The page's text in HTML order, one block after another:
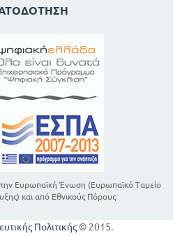
Ευρωπαϊκή Ένωση (Ευρωπαϊκό Ταμείο
και από Εθνικούς Πόρους
Πολιτικής © 2015.